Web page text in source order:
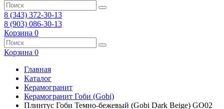
8 (343) 372-30-13
8 (903) 086-30-13
Корзина 0
Корзина 0
Главная
Каталог
Керамогранит
Керамогранит Гоби (Gobi)
Плинтус Гоби Темно-бежевый (Gobi Dark Beige) GO02